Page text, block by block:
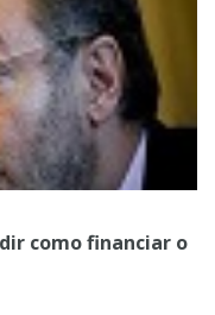
como financiar o